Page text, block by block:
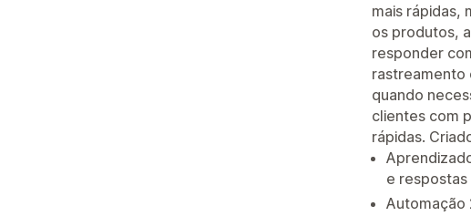
mais rápidas,
os produtos,
responder
rastreamento
quando
clientes com
rápidas.
e
Automação